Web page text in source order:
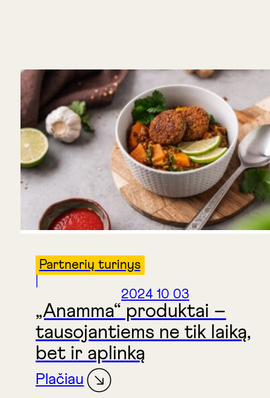
Partnerių turinys
2024 10 03
„Anamma“ produktai –
tausojantiems ne tik laiką,
bet ir aplinką
Plačiau